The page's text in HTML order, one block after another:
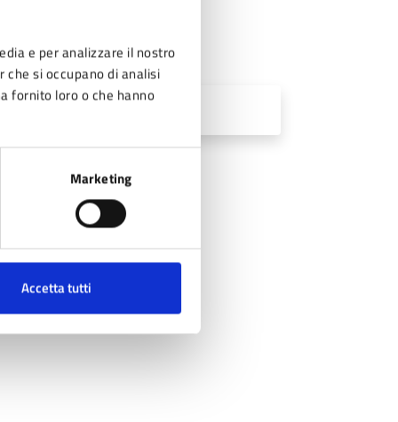
e per analizzare il nostro
si occupano di analisi
fornito loro o che hanno
Marketing
Accetta tutti